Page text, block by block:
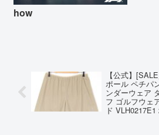
how
【公式】
ポール ペチパ
ンダーウェア
フ ゴルフウェ
ド